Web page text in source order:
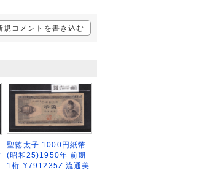
規コメントを書き込む
聖徳太子 1000円紙幣
(昭和25)1950年 前期
1桁 Y791235Z 流通美